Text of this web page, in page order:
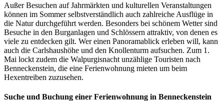
Außer Besuchen auf Jahrmärkten und kulturellen Veranstaltungen
können im Sommer selbstverständlich auch zahlreiche Ausflüge in
die Natur durchgeführt werden. Besonders bei schönem Wetter sind
Besuche in den Burganlagen und Schlössern attraktiv, von denen es
viele zu entdecken gilt. Wer einen Panoramablick erleben will, kann
auch die Carlshaushöhe und den Knollenturm aufsuchen. Zum 1.
Mai lockt zudem die Walpurgisnacht unzählige Touristen nach
Benneckenstein, die eine Ferienwohnung mieten um beim
Hexentreiben zuzusehen.
Suche und Buchung einer Ferienwohnung in Benneckenstein